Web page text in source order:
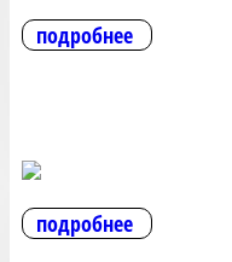
подробнее
подробнее